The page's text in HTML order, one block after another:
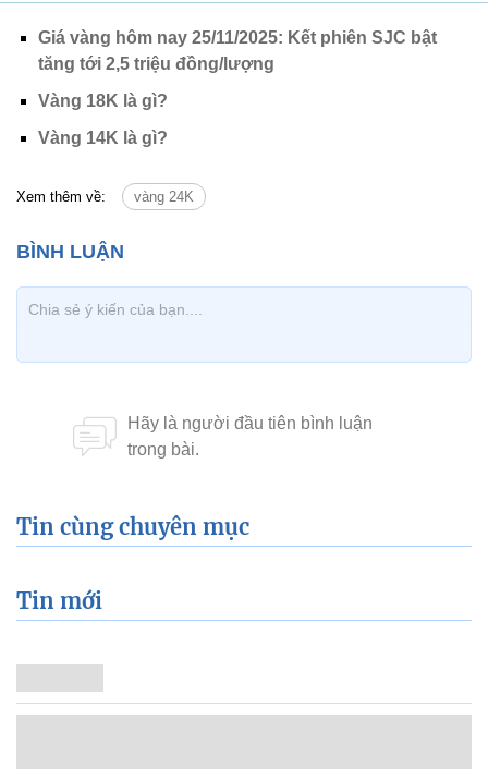
Vàng 9999 là gì?
28/08/2025
Giá vàng hôm nay 25/11/2025: Kết phiên SJC bật
tăng tới 2,5 triệu đồng/lượng
Vàng 18K là gì?
Vàng 14K là gì?
Xem thêm về: vàng 24K
Tin cùng chuyên mục
Tin mới